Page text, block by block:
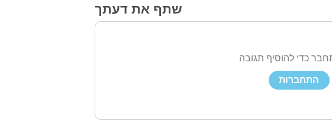
שתף את דעתך
כדי להוסיף תגובה
התחברות